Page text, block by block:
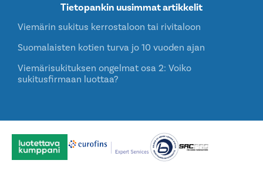
Tietopankin uusimmat artikkelit
Viemärin sukitus kerrostaloon tai rivitaloon
Suomalaisten kotien turva jo 10 vuoden ajan
Viemärisukituksen ongelmat osa 2: Voiko
sukitusfirmaan luottaa?